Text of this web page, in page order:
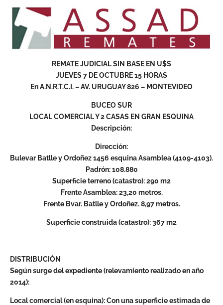
REMATE JUDICIAL SIN BASE EN U$S
JUEVES 7 DE OCTUBRE 15 HORAS
En A.N.R.T.C.I. – AV. URUGUAY 826 – MONTEVIDEO
BUCEO SUR
LOCAL COMERCIAL Y 2 CASAS EN GRAN ESQUINA
Descripción:
Dirección:
Bulevar Batlle y Ordoñez 1456 esquina Asamblea (4109-4103).
Padrón: 108.880
Superficie terreno (catastro): 290 m2
Frente Asamblea: 23,20 metros.
Frente Bvar. Batlle y Ordoñez. 8,97 metros.
Superficie construida (catastro): 367 m2
DISTRIBUCIÓN
Según surge del expediente (relevamiento realizado en año
2014):
Local comercial (en esquina): Con una superficie estimada de